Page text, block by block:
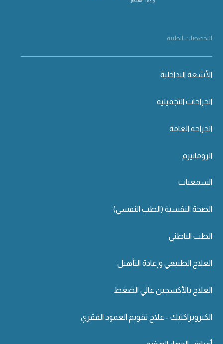
التخصصات الطبية
الأشعة التداخلية
الجراحات التجميلية
الجراحة العامة
الروماتيزم
السمعيات
الصحة النفسية (الطب النفسي)
الطب الباطني
العلاج الطبيعي وإعادة التأهيل
العلاج بالأكسجين عالي الضغط
الكيروبراكتيك - علاج تقويم العمود الفقري